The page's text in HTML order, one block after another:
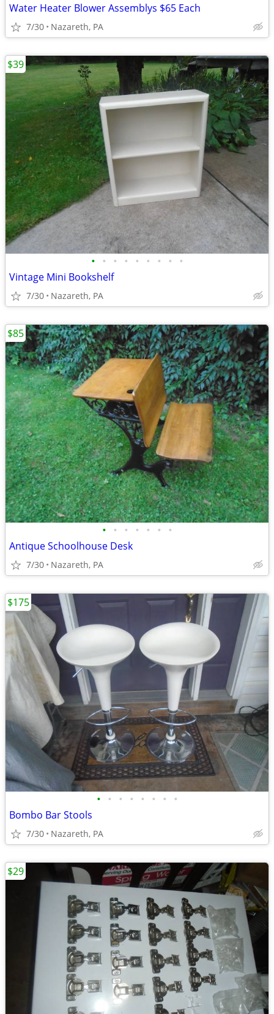
Water Heater Blower Assemblys $65 Each
7/30 Nazareth, PA
• • • • • • • • •
Vintage Mini Bookshelf
7/30 Nazareth, PA
$39
• • • • • • •
Antique Schoolhouse Desk
7/30 Nazareth, PA
$85
• • • • • • • •
Bombo Bar Stools
7/30 Nazareth, PA
$175
$29